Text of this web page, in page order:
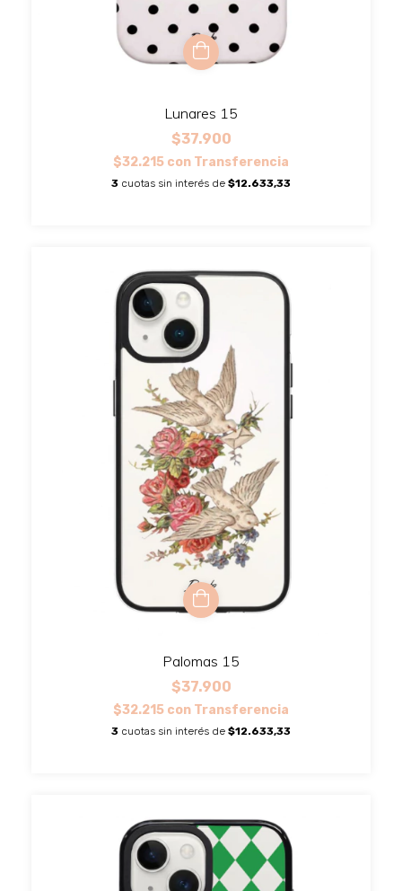
Lunares 15
$37.900
$32.215 con Transferencia
3 cuotas sin interés de $12.633,33
Palomas 15
$37.900
$32.215 con Transferencia
3 cuotas sin interés de $12.633,33